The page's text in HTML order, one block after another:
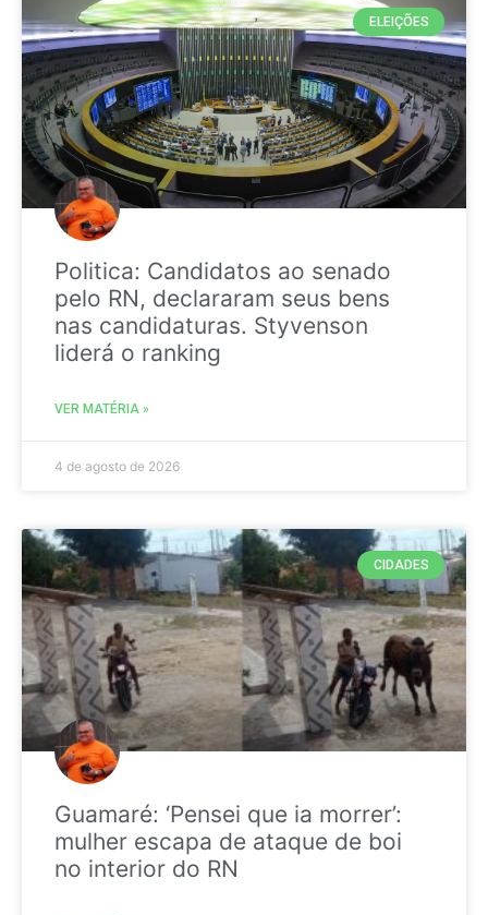
ELEIÇÕES
Politica: Candidatos ao senado
pelo RN, declararam seus bens
nas candidaturas. Styvenson
liderá o ranking
VER MATÉRIA »
4 de agosto de 2026
CIDADES
Guamaré: ‘Pensei que ia morrer’:
mulher escapa de ataque de boi
no interior do RN